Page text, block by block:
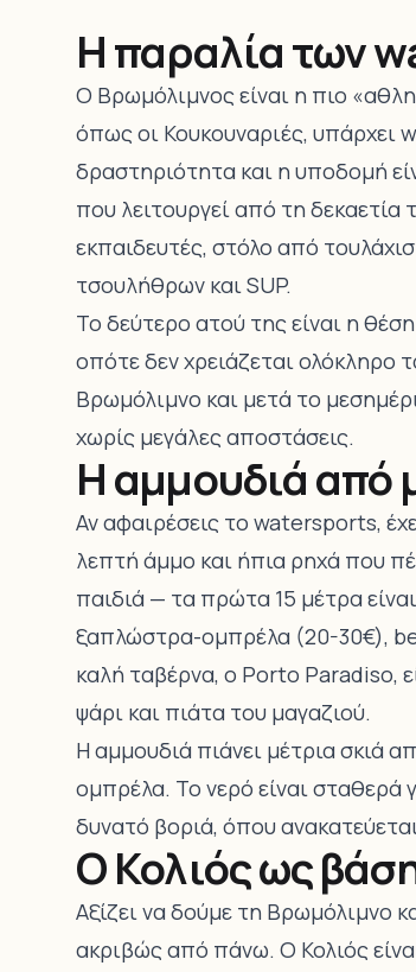
Η παραλία των
Ο Βρωμόλιμνος είναι η πιο
όπως οι Κουκουναριές, υπάρχει
δραστηριότητα και η υποδομή
που λειτουργεί από τη δεκαετία
εκπαιδευτές, στόλο από
τσουλήθρων και SUP.
Το δεύτερο ατού της είναι η
οπότε δεν χρειάζεται ολόκληρο
Βρωμόλιμνο και μετά το
χωρίς μεγάλες αποστάσεις.
Η αμμουδιά από
Αν αφαιρέσεις το watersports,
λεπτή άμμο και ήπια ρηχά που
παιδιά — τα πρώτα 15 μέτρα
ξαπλώστρα-ομπρέλα (20-30€),
καλή ταβέρνα, ο Porto Paradiso,
ψάρι και πιάτα του μαγαζιού.
Η αμμουδιά πιάνει μέτρια σκιά
ομπρέλα. Το νερό είναι σταθερά
δυνατό βοριά, όπου
Ο Κολιός ως
Αξίζει να δούμε τη Βρωμόλιμνο
ακριβώς από πάνω. Ο Κολιός